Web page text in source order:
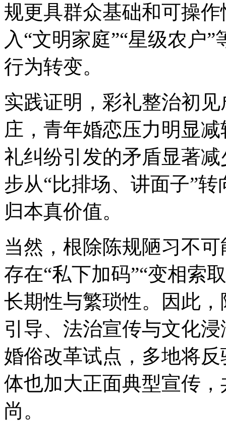
规更具群众基础和可操
入“文明家庭”“星级农户
行为转变。
实践证明，彩礼整治初
庄，青年婚恋压力明显
礼纠纷引发的矛盾显著
步从“比排场、讲面子”
归本真价值。
当然，根除陈规陋习不
存在“私下加码”“变相索
长期性与繁琐性。因此
引导、法治宣传与文化
婚俗改革试点，多地将
体也加大正面典型宣传
尚。